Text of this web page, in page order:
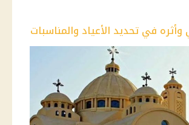
في تحديد الأعياد والمناسبات